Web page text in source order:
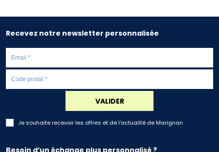
Recevez notre newsletter personnalisée
VALIDER
Je souhaite recevoir les offres et de l'actualité de Marignan
Besoin d’un échange plus personnalisé ?